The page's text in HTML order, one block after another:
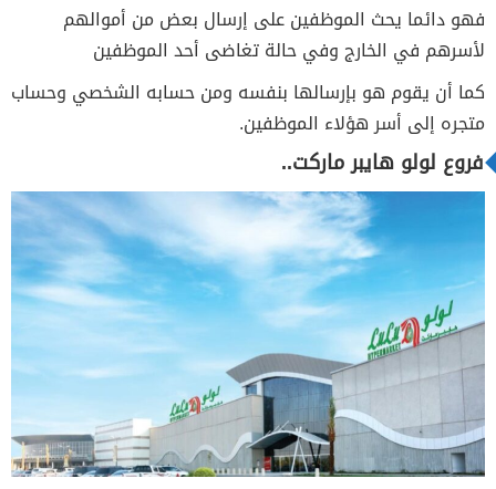
فهو دائما يحث الموظفين على إرسال بعض من أموالهم
لأسرهم في الخارج وفي حالة تغاضى أحد الموظفين
كما أن يقوم هو بإرسالها بنفسه ومن حسابه الشخصي وحساب
متجره إلى أسر هؤلاء الموظفين.
فروع لولو هايبر ماركت..